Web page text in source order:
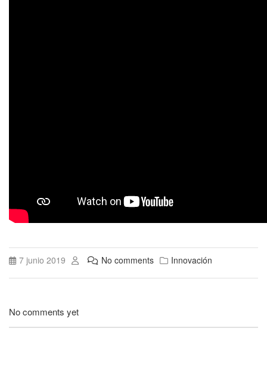
7 junio 2019 No comments Innovación
No comments yet